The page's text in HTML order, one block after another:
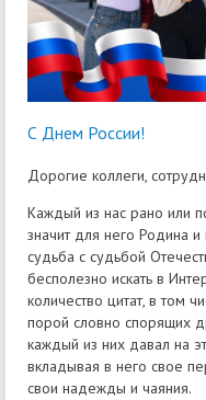
С Днем России!
Дорогие коллеги,
Каждый из нас рано или
значит для него Родина
судьба с судьбой
бесполезно искать в
количество цитат, в том
порой словно спорящих
каждый из них давал на
вкладывая в него свое
свои надежды и чаяния.